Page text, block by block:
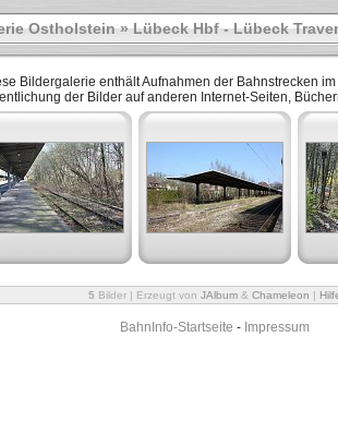
Ostholstein» Lübeck Hbf - Lübeck
Bildergalerie enthält Aufnahmen der Bahnstrecken
der Bilder auf anderen Internet-Seiten,
5 Bilder | Erzeugt von JAlbum & Chameleon |
BahnInfo-Startseite - Impressum